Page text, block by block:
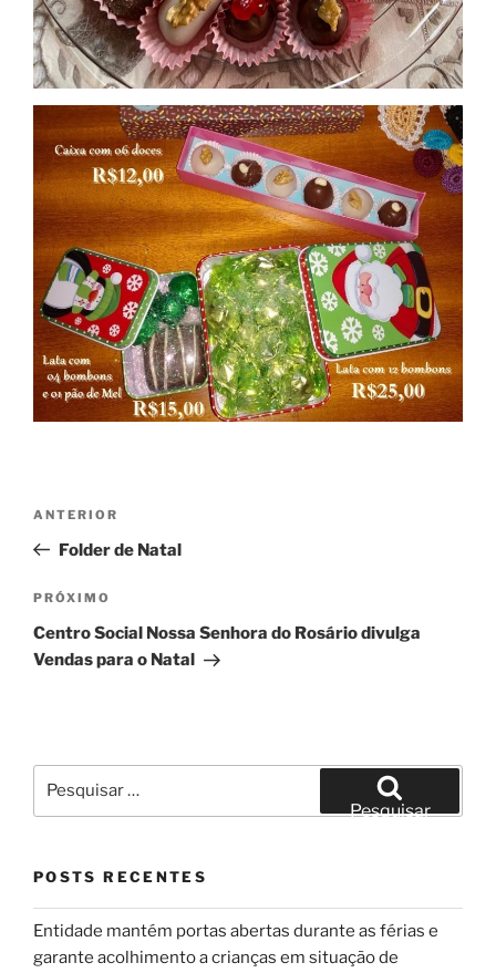
Post
Post
anterior
ANTERIOR
Folder de Natal
Próximo
post
PRÓXIMO
Centro Social Nossa Senhora do Rosário divulga
Vendas para o Natal
por:
Pesquisar
POSTS RECENTES
Entidade mantém portas abertas durante as férias e
garante acolhimento a crianças em situação de